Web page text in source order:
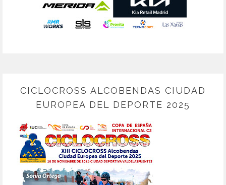
CICLOCROSS ALCOBENDAS CIUDAD
EUROPEA DEL DEPORTE 2025